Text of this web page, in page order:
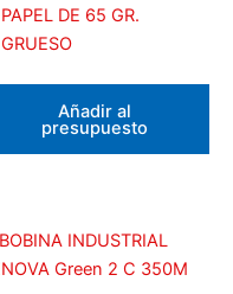
PAPEL DE 65 GR.
GRUESO
Añadir al
presupuesto